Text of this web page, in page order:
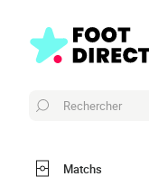
Rechercher
Matchs